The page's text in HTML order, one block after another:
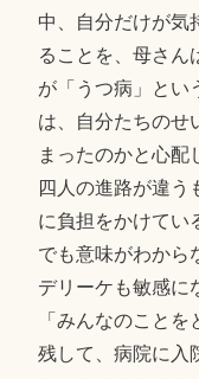
中、自分だけが気
ることを、母さん
が「うつ病」とい
は、自分たちのせ
まったのかと心配
四人の進路が違う
に負担をかけてい
でも意味がわから
デリーケも敏感に
「みんなのこと
残して、病院に入